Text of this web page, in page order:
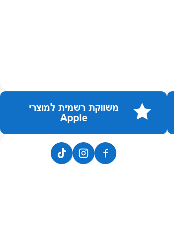
משווקת רשמית למוצרי
Apple